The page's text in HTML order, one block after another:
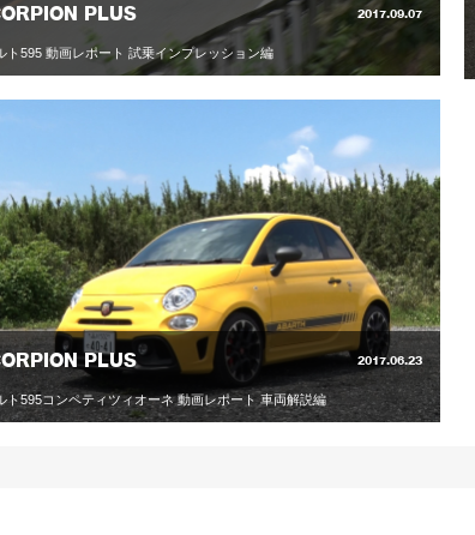
PLUS 2017.09.07
ト595 動画レポート 試乗インプレッション編
PLUS 2017.06.23
ト595コンペティツィオーネ 動画レポート 車両解説編